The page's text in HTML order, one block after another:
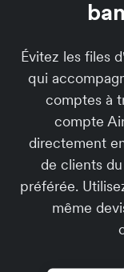
Évitez les files
qui
comptes à
compte
directement
de clients
préférée.
même